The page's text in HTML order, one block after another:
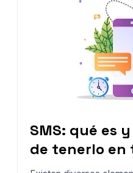
SMS: qué es
de tenerlo en